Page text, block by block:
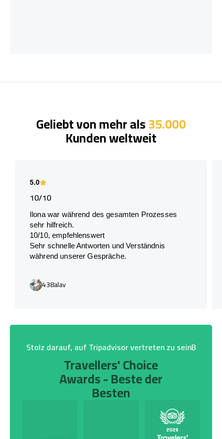
Geliebt von mehr als35.000
Kunden weltweit
5.0
10/10
Ilona war während des gesamten Prozesses
sehr hilfreich.
10/10, empfehlenswert
Sehr schnelle Antworten und Verständnis
während unserer Gespräche.
438alav
Stolz darauf, auf Tripadvisor vertreten zu seinB
Travellers' Choice
Awards - Beste der
Besten